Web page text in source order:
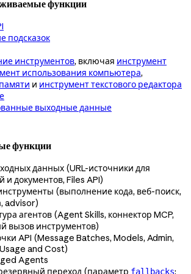
функции
подсказок
инструментов, включая инструмент
использования компьютера,
и инструмент текстового редактора
выходные данные
функции
данных (URL-источники для
и документов, Files API)
(выполнение кода, веб-поиск,
advisor)
агентов (Agent Skills, коннектор MCP,
вызов инструментов)
API (Message Batches, Models, Admin,
and Cost)
Agents
fallbacks